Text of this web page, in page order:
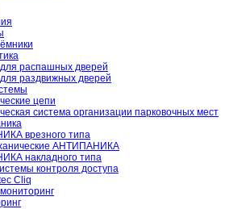
распашных дверей
раздвижных дверей
цепи
система организации парковочных мест
врезного типа
АНТИПАНИКА
накладного типа
контроля доступа
Cliq